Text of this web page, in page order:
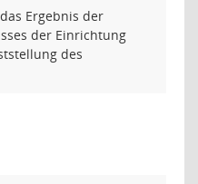
Ergebnis der
der Einrichtung
des